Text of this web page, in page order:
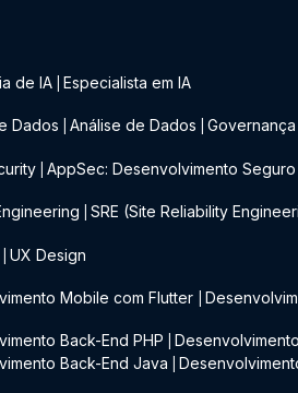
de IA Especialista em IA
Dados Análise de Dados
AppSec: Desenvolvimento
SRE (Site Reliability
UX Design
Mobile com Flutter
Back-End PHP
Back-End Java